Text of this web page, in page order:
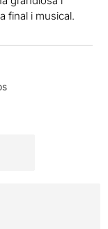
final i musical.